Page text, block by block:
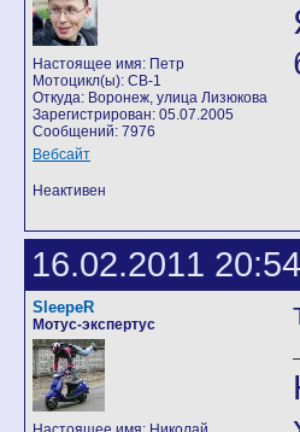
Настоящее имя: Петр
Мотоцикл(ы): CB-1
Откуда: Воронеж, улица Лизюкова
Зарегистрирован: 05.07.2005
Сообщений: 7976
Вебсайт
Неактивен
16.02.2011
SleepeR
Мотус-экспертус